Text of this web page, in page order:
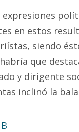
expresiones
en estos
siendo
que
y dirigente
inclinó la